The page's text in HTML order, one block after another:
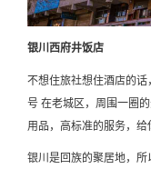
银川西府井饭店
不想住旅社想住酒店的
号 在老城区，周围一圈
用品，高标准的服务，给
银川是回族的聚居地，所